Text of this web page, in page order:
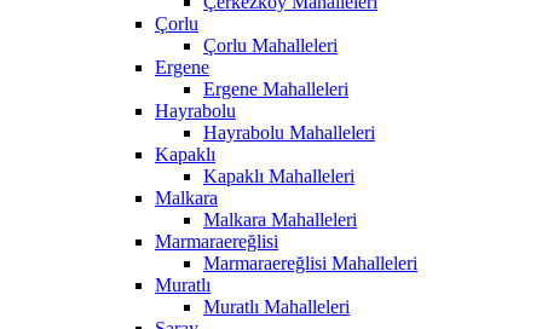
Çorlu
Çorlu Mahalleleri
Ergene
Ergene Mahalleleri
Hayrabolu
Hayrabolu Mahalleleri
Kapaklı
Kapaklı Mahalleleri
Malkara
Malkara Mahalleleri
Marmaraereğlisi
Marmaraereğlisi Mahalleleri
Muratlı
Muratlı Mahalleleri